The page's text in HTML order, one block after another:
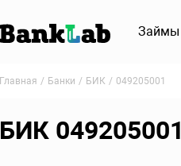
Займы
Главная Банки БИК 049205001
БИК 049205001